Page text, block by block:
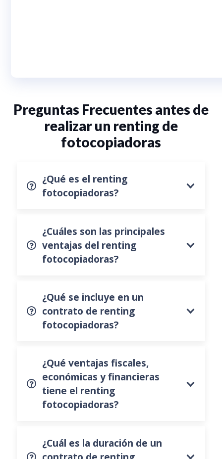
Preguntas Frecuentes antes de
realizar un renting de
fotocopiadoras
¿Qué es el renting
fotocopiadoras?
¿Cuáles son las principales
ventajas del renting
fotocopiadoras?
¿Qué se incluye en un
contrato de renting
fotocopiadoras?
¿Qué ventajas fiscales,
económicas y financieras
tiene el renting
fotocopiadoras?
¿Cuál es la duración de un